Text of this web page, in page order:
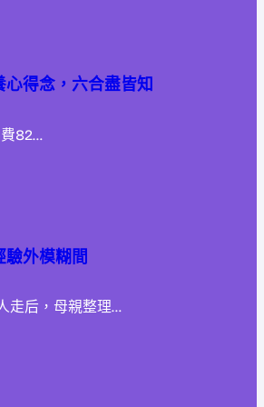
得念，六合盡皆知
82…
外模糊間
走后，母親整理…